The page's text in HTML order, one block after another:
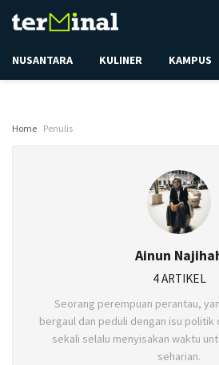
NUSANTARA KULINER KAMPUS
Home Penulis
Ainun
4 ARTIKEL
Seorang perempuan perantau,
bergaul dan peduli dengan isu politik
sekali selalu menyisakan waktu
seharian.